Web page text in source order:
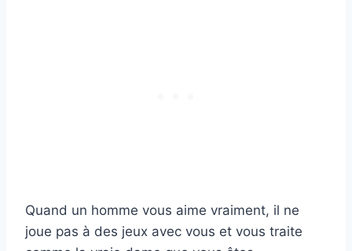
Quand un homme vous aime vraiment, il ne
joue pas à des jeux avec vous et vous traite